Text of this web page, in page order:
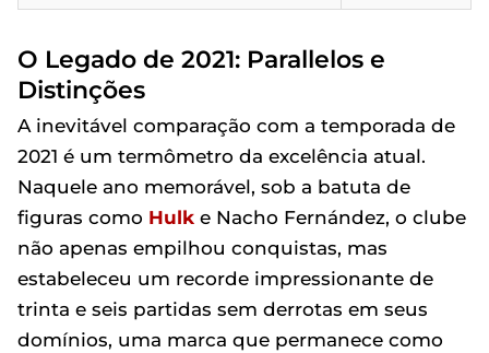
O Legado de 2021: Parallelos e
Distinções
A inevitável comparação com a temporada de
2021 é um termômetro da excelência atual.
Naquele ano memorável, sob a batuta de
figuras como Hulk e Nacho Fernández, o clube
não apenas empilhou conquistas, mas
estabeleceu um recorde impressionante de
trinta e seis partidas sem derrotas em seus
domínios, uma marca que permanece como